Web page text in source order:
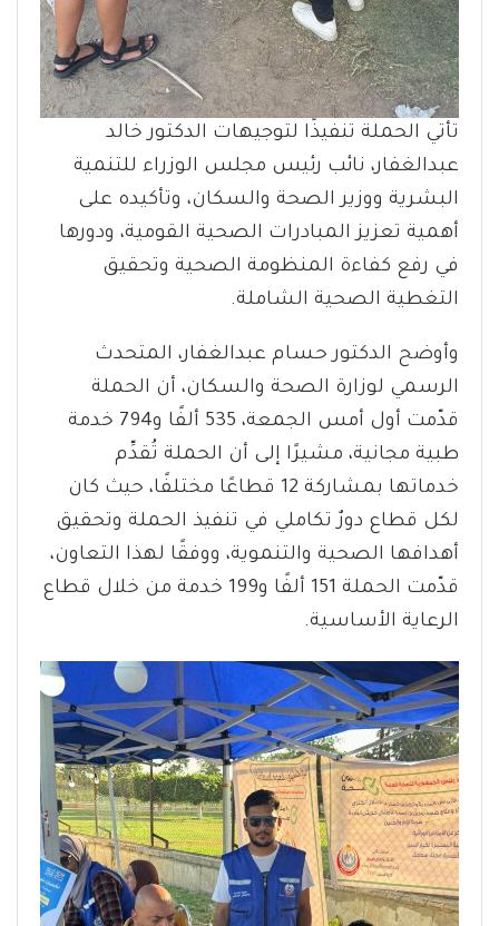
تأتي الحملة تنفيذًا لتوجيهات الدكتور خالد
عبدالغفار، نائب رئيس مجلس الوزراء للتنمية
البشرية ووزير الصحة والسكان، وتأكيده على
أهمية تعزيز المبادرات الصحية القومية، ودورها
في رفع كفاءة المنظومة الصحية وتحقيق
التغطية الصحية الشاملة.
وأوضح الدكتور حسام عبدالغفار، المتحدث
الرسمي لوزارة الصحة والسكان، أن الحملة
قدّمت أول أمس الجمعة، 535 ألفًا و794 خدمة
طبية مجانية، مشيرًا إلى أن الحملة تُقدِّم
خدماتها بمشاركة 12 قطاعًا مختلفًا، حيث كان
لكل قطاع دورٌ تكاملي في تنفيذ الحملة وتحقيق
أهدافها الصحية والتنموية، ووفقًا لهذا التعاون،
قدّمت الحملة 151 ألفًا و199 خدمة من خلال قطاع
الرعاية الأساسية.